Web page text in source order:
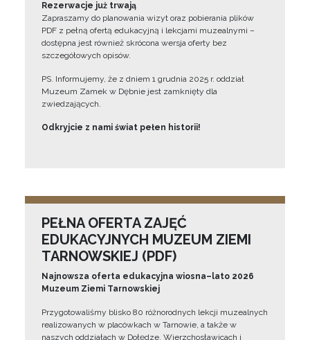
Rezerwacje już trwają
Zapraszamy do planowania wizyt oraz pobierania plików
PDF z pełną ofertą edukacyjną i lekcjami muzealnymi –
dostępna jest również skrócona wersja oferty bez
szczegółowych opisów.
PS. Informujemy, że z dniem 1 grudnia 2025 r. oddział
Muzeum Zamek w Dębnie jest zamknięty dla
zwiedzających.
Odkryjcie z nami świat pełen historii!
PEŁNA OFERTA ZAJĘĆ
EDUKACYJNYCH MUZEUM ZIEMI
TARNOWSKIEJ (PDF)
Najnowsza oferta edukacyjna wiosna–lato 2026
Muzeum Ziemi Tarnowskiej
Przygotowaliśmy blisko 80 różnorodnych lekcji muzealnych
realizowanych w placówkach w Tarnowie, a także w
naszych oddziałach w Dołędze, Wierzchosławicach i